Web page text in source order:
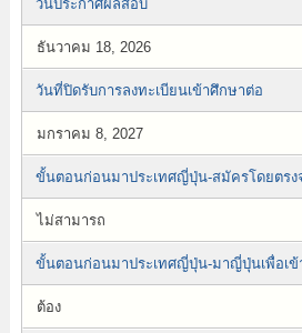
วันประกาศผลสอบ
ธันวาคม 18, 2026
วันที่ปิดรับการลงทะเบียนเข้าศึกษาต่อ
มกราคม 8, 2027
ขั้นตอนก่อนมาประเทศญี่ปุ่น-สมัครโดยตรง
ไม่สามารถ
ขั้นตอนก่อนมาประเทศญี่ปุ่น-มาญี่ปุ่นเพื่อเข้
ต้อง